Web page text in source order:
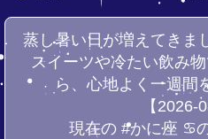
蒸し暑い日が増えてきま
スイーツや冷たい飲み
ら、心地よく一週間
【2026-
現在の #かに座 ♋